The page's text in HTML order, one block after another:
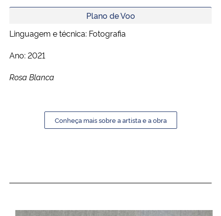
Plano de Voo
Linguagem e técnica: Fotografia
Ano: 2021
Rosa Blanca
Conheça mais sobre a artista e a obra